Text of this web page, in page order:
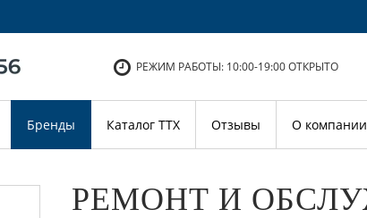
РЕЖИМ РАБОТЫ: 10:00-19:00ОТКРЫТО
Бренды Каталог ТТХ Отзывы О компании
РЕМОНТ И